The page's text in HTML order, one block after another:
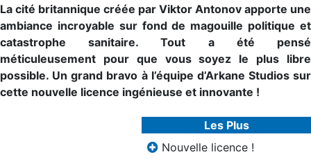
La cité britannique créée par Viktor Antonov apporte une
ambiance incroyable sur fond de magouille politique et
catastrophe sanitaire. Tout a été pensé
méticuleusement pour que vous soyez le plus libre
possible. Un grand bravo à l’équipe d’Arkane Studios sur
cette nouvelle licence ingénieuse et innovante !
Les Plus
Nouvelle licence !